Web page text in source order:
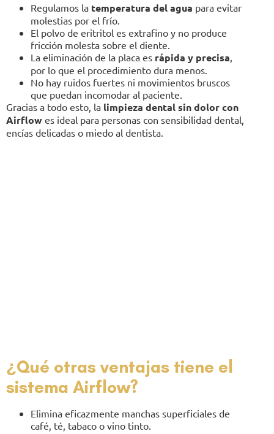
Regulamos la temperatura del agua para evitar
molestias por el frío.
El polvo de eritritol es extrafino y no produce
fricción molesta sobre el diente.
La eliminación de la placa es rápida y precisa
por lo que el procedimiento dura menos.
No hay ruidos fuertes ni movimientos bruscos
que puedan incomodar al paciente.
Gracias a todo esto, la limpieza dental sin dolor con
Airflow es ideal para personas con sensibilidad dental,
encías delicadas o miedo al dentista.
¿Qué otras ventajas tiene el
sistema Airflow?
Elimina eficazmente manchas superficiales de
café, té, tabaco o vino tinto.